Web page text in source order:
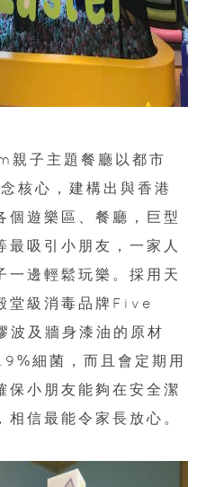
子主題餐廳以都市
核心，建構出與香港
個遊樂區、餐廳，巨型
最吸引小朋友，一家人
一邊輕鬆玩樂。採用天
堂級消毒品牌Five
及牆身漆油的原材
細菌，而且會定期用
保小朋友能夠在安全潔
信最能令家長放心。